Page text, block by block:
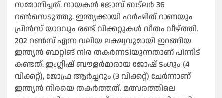
സമ്മാനിച്ചത്. നായകന്‍ ജോസ് ബട്‌ലര്‍ 36
റണ്‍സെടുത്തു. ഇന്ത്യക്കായി ഹര്‍ഷിത് റാണയും
പ്രിന്‍സ് യാദവും രണ്ട് വിക്കറ്റുകള്‍ വീതം വീഴ്ത്തി.
202 റണ്‍സ് എന്ന വലിയ ലക്ഷ്യവുമായി ഇറങ്ങിയ
ഇന്ത്യന്‍ ബാറ്റിങ് നിര തകര്‍ന്നടിയുന്നതാണ് പിന്നീട്
കണ്ടത്. ഇംഗ്ലീഷ് ബൗളര്‍മാരായ ജോഷ് ടംഗും (4
വിക്കറ്റ്), ജോഫ്ര ആര്‍ച്ചറും (3 വിക്കറ്റ്) ചേര്‍ന്നാണ്
ഇന്ത്യന്‍ നിരയെ തകര്‍ത്തത്. മത്സരത്തിലെ